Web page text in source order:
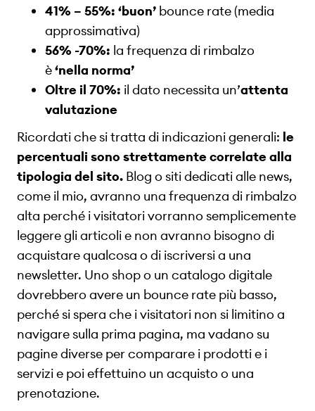
41% – 55%: ‘buon’ bounce rate (media
approssimativa)
56% -70%: la frequenza di rimbalzo
è‘nella norma’
Oltre il 70%: il dato necessita un’attenta
valutazione
Ricordati che si tratta di indicazioni generali: le
percentuali sono strettamente correlate alla
tipologia del sito. Blog o siti dedicati alle news,
come il mio, avranno una frequenza di rimbalzo
alta perché i visitatori vorranno semplicemente
leggere gli articoli e non avranno bisogno di
acquistare qualcosa o di iscriversi a una
newsletter. Uno shop o un catalogo digitale
dovrebbero avere un bounce rate più basso,
perché si spera che i visitatori non si limitino a
navigare sulla prima pagina, ma vadano su
pagine diverse per comparare i prodotti e i
servizi e poi effettuino un acquisto o una
prenotazione.